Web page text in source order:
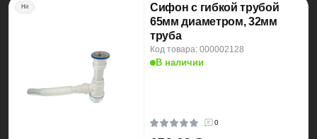
Hit
Сифон с гибкой трубой
65мм диаметром, 32мм
труба
Код товара: 000002128
В наличии
0